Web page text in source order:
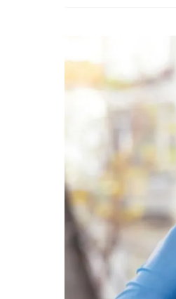
de
São
justa
causa
de
funcionária